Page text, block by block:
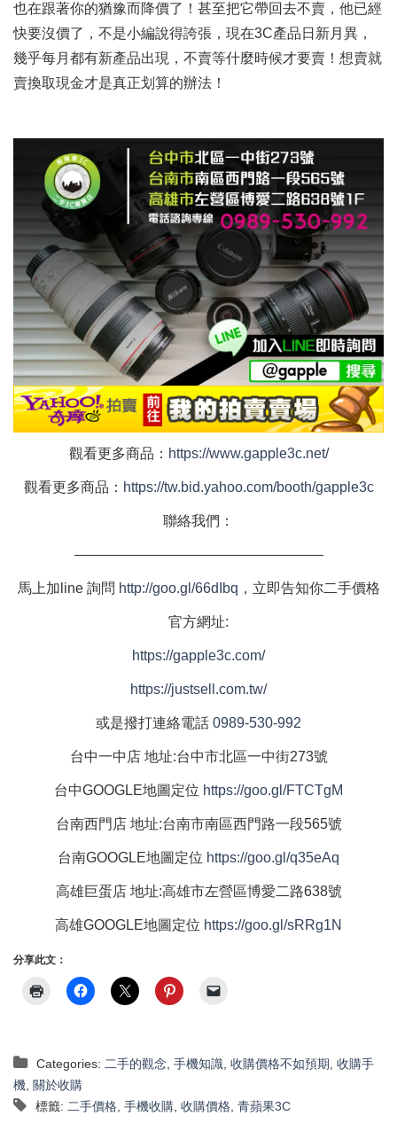
也在跟著你的猶豫而降價了！甚至把它帶回去不賣，他已經
快要沒價了，不是小編說得誇張，現在3C產品日新月異，
幾乎每月都有新產品出現，不賣等什麼時候才要賣！想賣就
賣換取現金才是真正划算的辦法！
觀看更多商品： https://www.gapple3c.net/
觀看更多商品： https://tw.bid.yahoo.com/booth/gapple3c
聯絡我們：
—————————————————–
馬上加 line 詢問 http://goo.gl/66dIbq ，立即告知你二手價格
官方網址:
https://gapple3c.com/
https://justsell.com.tw/
或是撥打連絡電話 0989-530-992
台中一中店 地址:台中市北區一中街273號
台中GOOGLE地圖定位 https://goo.gl/FTCTgM
台南西門店 地址:台南市南區西門路一段565號
台南GOOGLE地圖定位 https://goo.gl/q35eAq
高雄巨蛋店 地址:高雄市左營區博愛二路638號
高雄GOOGLE地圖定位 https://goo.gl/sRRg1N
分享此文：
Categories: 二手的觀念, 手機知識, 收購價格不如預期, 收購手
機, 關於收購
標籤: 二手價格, 手機收購, 收購價格, 青蘋果3C